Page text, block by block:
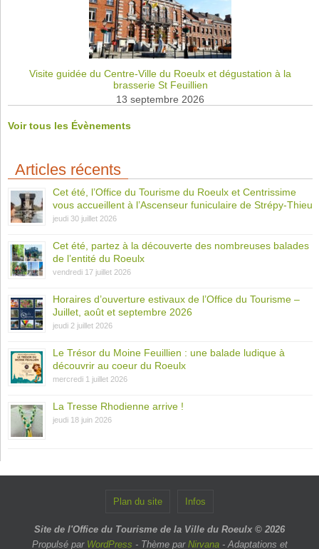
Visite guidée du Centre-Ville du Roeulx et dégustation à la
brasserie St Feuillien
13 septembre 2026
Voir tous les Évènements
Articles récents
Cet été, l’Office du Tourisme du Roeulx et Centrissime
vous accueillent à l’Ascenseur funiculaire de Strépy-Thieu
jeudi 30 juillet 2026
Cet été, partez à la découverte des nombreuses balades
de l’entité du Roeulx
vendredi 17 juillet 2026
Horaires d’ouverture estivaux de l’Office du Tourisme –
Juillet, août et septembre 2026
jeudi 2 juillet 2026
Le Trésor du Moine Feuillien : une balade ludique à
découvrir au coeur du Roeulx
mercredi 1 juillet 2026
La Tresse Rhodienne arrive !
jeudi 18 juin 2026
Plan du site Infos
Site de l'Office du Tourisme de la Ville du Roeulx © 2026
Propulsé par WordPress - Thème par Nirvana- Adaptations et